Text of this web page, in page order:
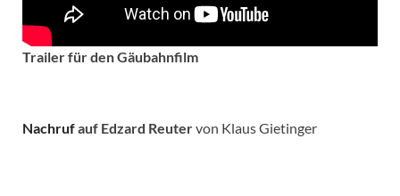
Trailer für den Gäubahnfilm
Nachrufauf Edzard Reutervon Klaus Gietinger